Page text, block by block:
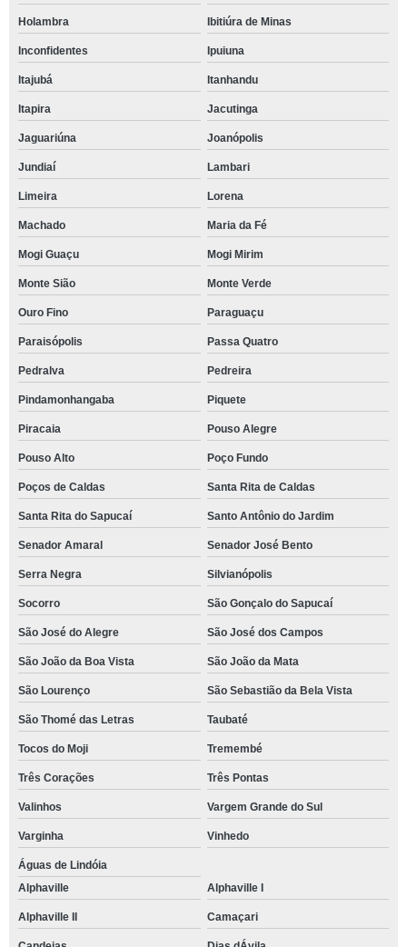
Holambra Ibitiúra de Minas
Inconfidentes Ipuiuna
Itajubá Itanhandu
Itapira Jacutinga
Jaguariúna Joanópolis
Jundiaí Lambari
Limeira Lorena
Machado Maria da Fé
Mogi Guaçu Mogi Mirim
Monte Sião Monte Verde
Ouro Fino Paraguaçu
Paraisópolis Passa Quatro
Pedralva Pedreira
Pindamonhangaba Piquete
Piracaia Pouso Alegre
Pouso Alto Poço Fundo
Poços de Caldas Santa Rita de Caldas
Santa Rita do Sapucaí Santo Antônio do Jardim
Senador Amaral Senador José Bento
Serra Negra Silvianópolis
Socorro São Gonçalo do Sapucaí
São José do Alegre São José dos Campos
São João da Boa Vista São João da Mata
São Lourenço São Sebastião da Bela Vista
São Thomé das Letras Taubaté
Tocos do Moji Tremembé
Três Corações Três Pontas
Valinhos Vargem Grande do Sul
Varginha Vinhedo
Águas de Lindóia
Alphaville
Alphaville I
Alphaville II Camaçari